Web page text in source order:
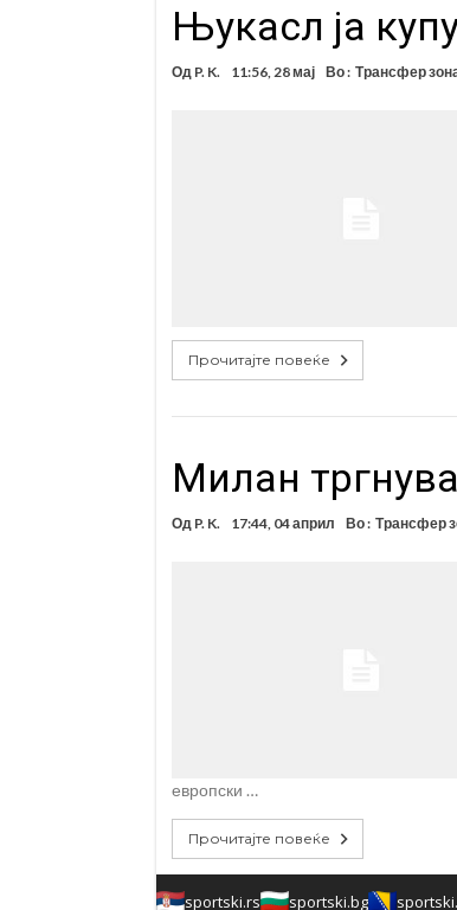
Њукасл ја
Од P. K. 11:56, 28 мај Во : Трансфер
Прочитајте повеќе
Милан
Од P. K. 17:44, 04 април Во : Трансфер
европски …
Прочитајте повеќе
sportski.rs sportski.bg